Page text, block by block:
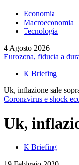
Economia
Macroeconomia
Tecnologia
4 Agosto 2026
Eurozona, fiducia a
K Briefing
Uk, inflazione sale
Coronavirus e shock
Uk,
K Briefing